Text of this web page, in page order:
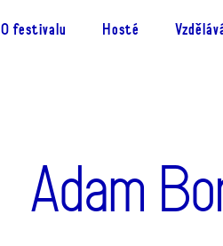
O festivalu Hosté
Adam